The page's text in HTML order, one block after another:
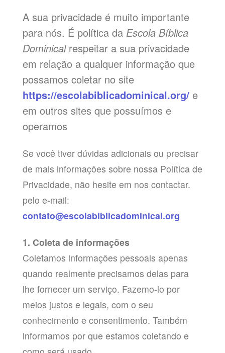
A sua privacidade é muito importante
para nós. É política da Escola Bíblica
Dominicalrespeitar a sua privacidade
em relação a qualquer informação que
possamos coletar no site
https://escolabiblicadominical.org/e
em outros sites que possuímos e
operamos
Se você tiver dúvidas adicionais ou precisar
de mais informações sobre nossa Política de
Privacidade, não hesite em nos contactar.
pelo e-mail:
contato@escolabiblicadominical.org
1. Coleta de informações
Coletamos informações pessoais apenas
quando realmente precisamos delas para
lhe fornecer um serviço. Fazemo-lo por
meios justos e legais, com o seu
conhecimento e consentimento. Também
informamos por que estamos coletando e